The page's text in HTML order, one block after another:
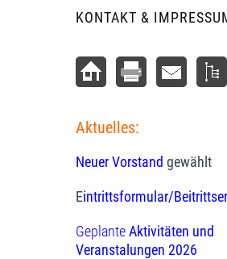
KONTAKT &
Aktuelles:
Neuer Vorstand gewählt
Eintrittsformular/
GeplanteAktivitäten und
Veranstalungen 2026